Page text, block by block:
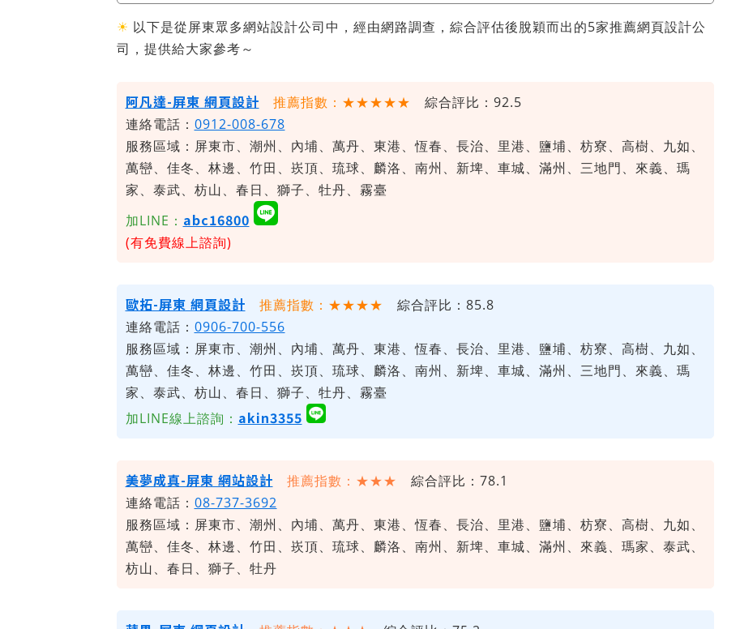
☀ 以下是從屏東眾多網站設計公司中，經由網路調查，綜合評估後脫穎而出的5家推薦網頁設計公
司，提供給大家參考～
阿凡達-屏東 網頁設計 推薦指數：★★★★★ 綜合評比：92.5
連絡電話： 0912-008-678
服務區域：屏東市、潮州、內埔、萬丹、東港、恆春、長治、里港、鹽埔、枋寮、高樹、九如、
萬巒、佳冬、林邊、竹田、崁頂、琉球、麟洛、南州、新埤、車城、滿州、三地門、來義、瑪
家、泰武、枋山、春日、獅子、牡丹、霧臺
加LINE： abc16800
(有免費線上諮詢)
歐拓-屏東 網頁設計 推薦指數：★★★★ 綜合評比：85.8
連絡電話： 0906-700-556
服務區域：屏東市、潮州、內埔、萬丹、東港、恆春、長治、里港、鹽埔、枋寮、高樹、九如、
萬巒、佳冬、林邊、竹田、崁頂、琉球、麟洛、南州、新埤、車城、滿州、三地門、來義、瑪
家、泰武、枋山、春日、獅子、牡丹、霧臺
加LINE線上諮詢： akin3355
美夢成真-屏東 網站設計 推薦指數：★★★ 綜合評比：78.1
連絡電話： 08-737-3692
服務區域：屏東市、潮州、內埔、萬丹、東港、恆春、長治、里港、鹽埔、枋寮、高樹、九如、
萬巒、佳冬、林邊、竹田、崁頂、琉球、麟洛、南州、新埤、車城、滿州、來義、瑪家、泰武、
枋山、春日、獅子、牡丹